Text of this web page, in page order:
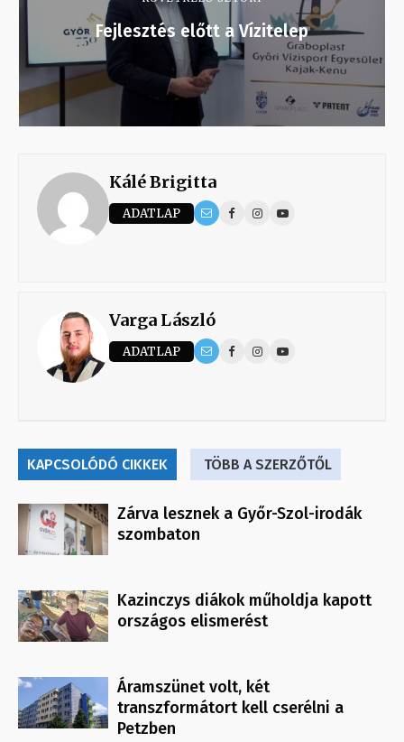
Fejlesztés előtt a Vízitelep
Kálé Brigitta
ADATLAP
Varga László
ADATLAP
KAPCSOLÓDÓ CIKKEK TÖBB A SZERZŐTŐL
Zárva lesznek a Győr-Szol-irodák
szombaton
Kazinczys diákok műholdja kapott
országos elismerést
Áramszünet volt, két
transzformátort kell cserélni a
Petzben